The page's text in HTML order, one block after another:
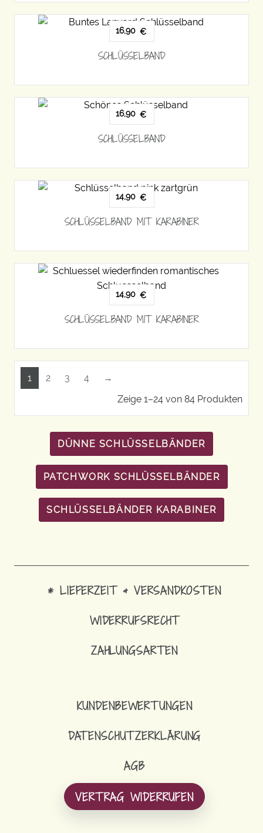
16,90 €
SCHLÜSSELBAND
16,90 €
SCHLÜSSELBAND
14,90 €
SCHLÜSSELBAND MIT KARABINER
14,90 €
SCHLÜSSELBAND MIT KARABINER
1 2 3 4
→
Zeige 1–24 von 84 Produkten
DÜNNE SCHLÜSSELBÄNDER
PATCHWORK SCHLÜSSELBÄNDER
SCHLÜSSELBÄNDER KARABINER
* LIEFERZEIT & VERSANDKOSTEN
WIDERRUFSRECHT
ZAHLUNGSARTEN
KUNDENBEWERTUNGEN
DATENSCHUTZERKLÄRUNG
AGB
VERTRAG WIDERRUFEN